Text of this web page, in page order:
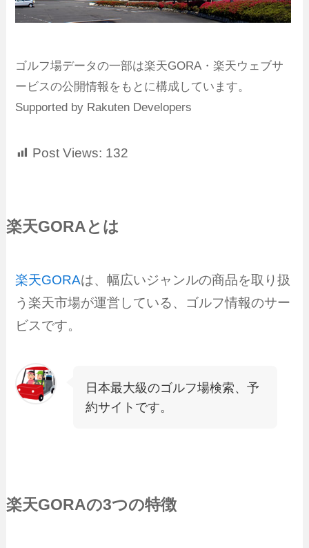
ゴルフ場データの一部は楽天GORA・楽天ウェブサ
ービスの公開情報をもとに構成しています。
Supported by Rakuten Developers
Post Views: 132
楽天GORAとは
楽天GORAは、幅広いジャンルの商品を取り扱
う楽天市場が運営している、ゴルフ情報のサー
ビスです。
日本最大級のゴルフ場検索、予
約サイトです。
楽天GORAの3つの特徴